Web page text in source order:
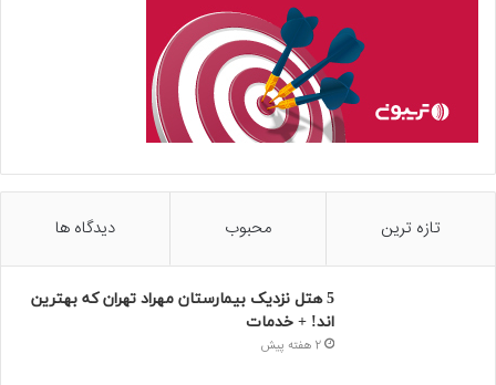
تازه ترین محبوب دیدگاه ها
5 هتل نزدیک بیمارستان مهراد تهران که بهترین‌
اند! + خدمات
2 هفته پیش